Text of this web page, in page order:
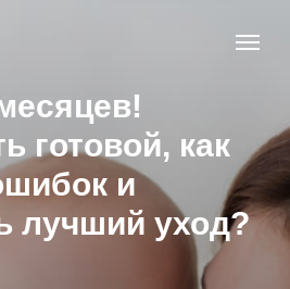
готовой, как
и
лучший уход?